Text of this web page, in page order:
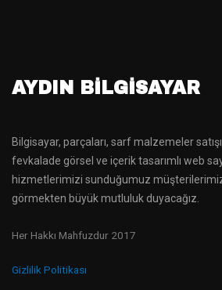
AYDIN BILGISAYAR
Bilgisayar, parçaları, sarf malzemeler
fevkalade görsel ve içerik tasarımlı web
hizmetlerimizi sunduğumuz
görmekten büyük mutluluk duyacağız.
Her Hakkı Mahfuzdur 2017
Gizlilik Politikası